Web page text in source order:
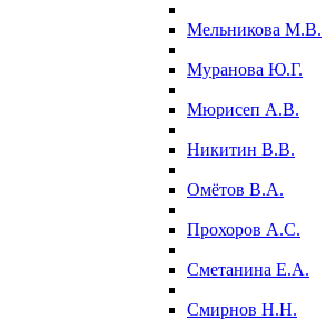
Мельникова М.В.
Муранова Ю.Г.
Мюрисеп А.В.
Никитин В.В.
Омётов В.А.
Прохоров А.С.
Сметанина Е.А.
Смирнов Н.Н.